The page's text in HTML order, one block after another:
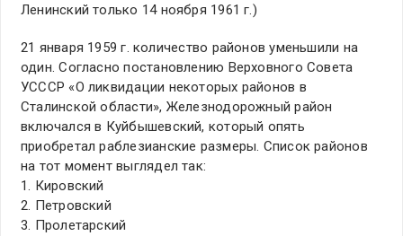
Ленинский только 14 ноября 1961 г.)
21 января 1959 г. количество районов уменьшили на
один. Согласно постановлению Верховного Совета
УСССР «О ликвидации некоторых районов в
Сталинской области», Железнодорожный район
включался в Куйбышевский, который опять
приобретал раблезианские размеры. Список районов
на тот момент выглядел так:
1. Кировский
2. Петровский
3. Пролетарский